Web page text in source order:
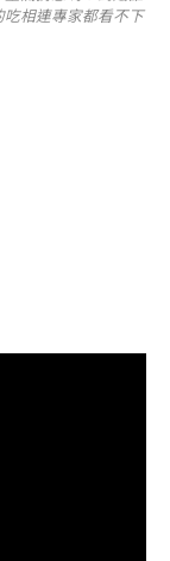
相連專家都看不下